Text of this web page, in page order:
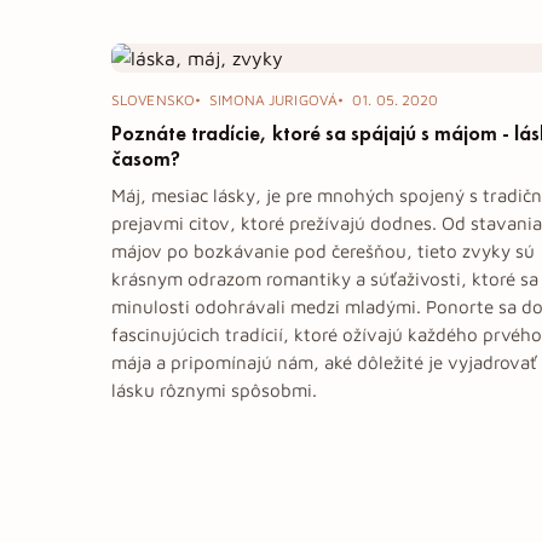
SLOVENSKO SIMONA JURIGOVÁ 01. 05. 2020
Poznáte tradície, ktoré sa spájajú s májom -
časom?
Máj, mesiac lásky, je pre mnohých spojený s
prejavmi citov, ktoré prežívajú dodnes. Od stavania
májov po bozkávanie pod čerešňou, tieto zvyky sú
krásnym odrazom romantiky a súťaživosti, ktoré sa
minulosti odohrávali medzi mladými. Ponorte sa do
fascinujúcich tradícií, ktoré ožívajú každého prvého
mája a pripomínajú nám, aké dôležité je vyjadrovať
lásku rôznymi spôsobmi.